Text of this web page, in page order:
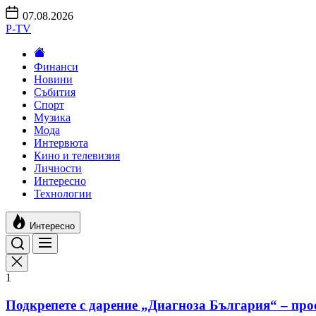
Skip
to
the
content
07.08.2026
P-TV
Финанси
Новини
Събития
Спорт
Музика
Мода
Интервюта
Кино и телевизия
Личности
Интересно
Технологии
Интересно
1
Подкрепете с дарение „Диагноза България“ –